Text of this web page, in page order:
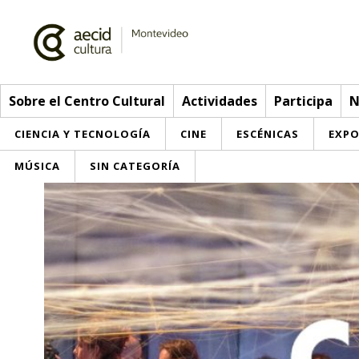
Sobre el Centro Cultural Actividades Participa
CIENCIA Y TECNOLOGÍA CINE ESCÉNICAS
MÚSICA SIN CATEGORÍA
Sobre el Centro Cultural
Red AECID
Equipo
Instalaciones
Visítanos
Actividades
> Go to Actividades
This week
Inscriptions
Participa
Envíanos tu propuesta
Buzón de sugerencias
Noticias
Convocatorias